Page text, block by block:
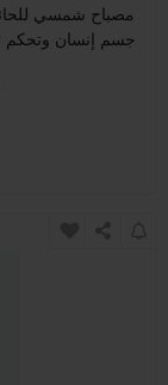
مصباح شمسي
جسم إنسان وتحكم